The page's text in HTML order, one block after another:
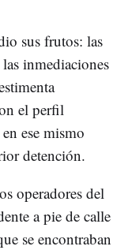
sus frutos: las
inmediaciones
el perfil
ese mismo
detención.
operadores del
a pie de calle
se encontraban